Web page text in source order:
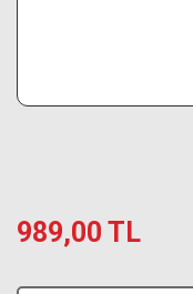
989,00 TL